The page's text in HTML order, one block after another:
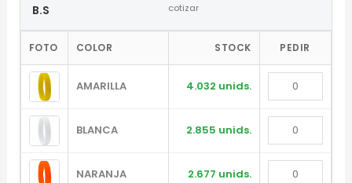
B.S
cotizar
FOTO COLOR STOCK PEDIR
AMARILLA 4.032 unids.
BLANCA 2.855 unids.
NARANJA 2.677 unids.